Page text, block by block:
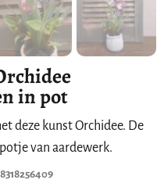
in pot
deze kunst Orchidee. De
van aardewerk.